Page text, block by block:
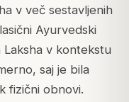
v več sestavljenih
Ayurvedski
v kontekstu
saj je bila
fizični obnovi.